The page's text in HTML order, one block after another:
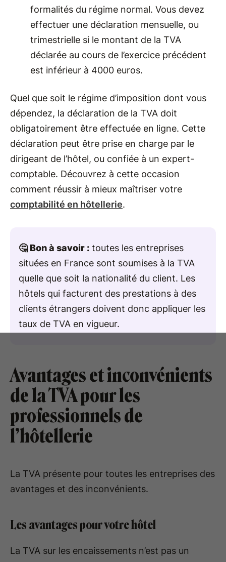
formalités du régime normal. Vous devez
effectuer une déclaration mensuelle, ou
trimestrielle si le montant de la TVA
déclarée au cours de l’exercice précédent
est inférieur à 4000 euros.
Quel que soit le régime d’imposition dont vous
dépendez, la déclaration de la TVA doit
obligatoirement être effectuée en ligne. Cette
déclaration peut être prise en charge par le
dirigeant de l’hôtel, ou confiée à un expert-
comptable. Découvrez à cette occasion
comment réussir à mieux maîtriser votre
comptabilité en hôtellerie.
🤔 Bon à savoir : toutes les entreprises
situées en France sont soumises à la TVA
quelle que soit la nationalité du client. Les
hôtels qui facturent des prestations à des
clients étrangers doivent donc appliquer les
taux de TVA en vigueur.
Avantages et inconvénients
de la TVA pour les
professionnels de
l’hôtellerie
La TVA présente pour toutes les entreprises des
avantages et des inconvénients.
Les avantages pour votre hôtel
La TVA sur les encaissements n’est pas un